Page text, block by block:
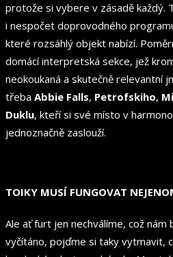
protože si vybere v zásadě každý.
i nespočet doprovodného
které rozsáhlý objekt nabízí.
domácí interpretská sekce, jež
neokoukaná a skutečně relevantní
třeba Abbie Falls, Petrofskiho,
Duklu, kteří si své místo v
jednoznačně zaslouží.
TOIKY MUSÍ FUNGOVAT
Ale ať furt jen nechválíme, což nám
vyčítáno, pojďme si taky vytmavit,